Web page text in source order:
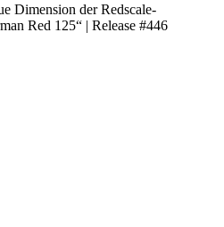
Dimension der Redscale-
Red 125“ | Release #446